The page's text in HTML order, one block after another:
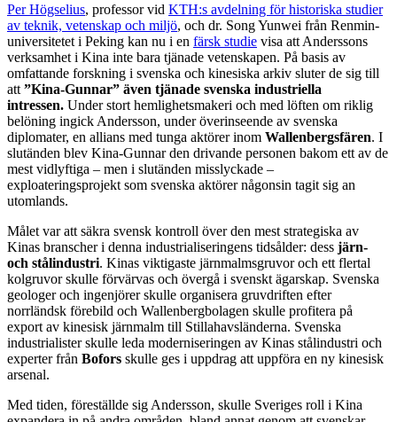
Per Högselius, professor vid KTH:s avdelning för historiska studier
av teknik, vetenskap och miljö, och dr. Song Yunwei från Renmin-
universitetet i Peking kan nu i en färsk studie visa att Anderssons
verksamhet i Kina inte bara tjänade vetenskapen. På basis av
omfattande forskning i svenska och kinesiska arkiv sluter de sig till
att ”Kina-Gunnar” även tjänade svenska industriella
intressen. Under stort hemlighetsmakeri och med löften om riklig
belöning ingick Andersson, under överinseende av svenska
diplomater, en allians med tunga aktörer inom Wallenbergsfären. I
slutänden blev Kina-Gunnar den drivande personen bakom ett av de
mest vidlyftiga – men i slutänden misslyckade –
exploateringsprojekt som svenska aktörer någonsin tagit sig an
utomlands.
Målet var att säkra svensk kontroll över den mest strategiska av
Kinas branscher i denna industrialiseringens tidsålder: dess järn-
och stålindustri. Kinas viktigaste järnmalmsgruvor och ett flertal
kolgruvor skulle förvärvas och övergå i svenskt ägarskap. Svenska
geologer och ingenjörer skulle organisera gruvdriften efter
norrländsk förebild och Wallenbergbolagen skulle profitera på
export av kinesisk järnmalm till Stillahavsländerna. Svenska
industrialister skulle leda moderniseringen av Kinas stålindustri och
experter från Bofors skulle ges i uppdrag att uppföra en ny kinesisk
arsenal.
Med tiden, föreställde sig Andersson, skulle Sveriges roll i Kina